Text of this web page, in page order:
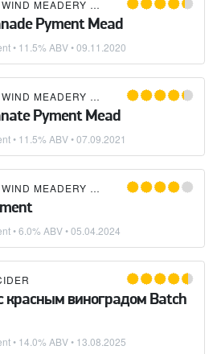
STEPPE & WIND MEADERY (СТЕПЬ И ВЕТЕР)
Pyment Mead
• 11.5% ABV •09.11.2020
STEPPE & WIND MEADERY (СТЕПЬ И ВЕТЕР)
Pyment Mead
• 11.5% ABV •07.09.2021
STEPPE & WIND MEADERY (СТЕПЬ И ВЕТЕР)
• 6.0% ABV •05.04.2024
красным виноградом Batch
• 14.0% ABV • 13.08.2025